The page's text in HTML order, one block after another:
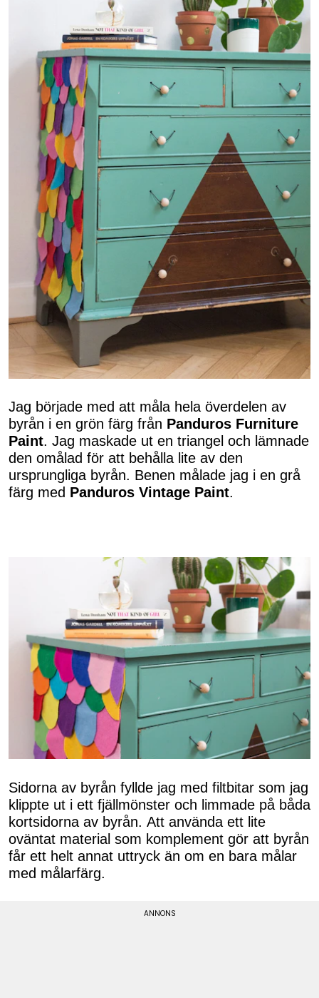
Jag började med att måla hela överdelen av
byrån i en grön färg från Panduros Furniture
Paint. Jag maskade ut en triangel och lämnade
den omålad för att behålla lite av den
ursprungliga byrån. Benen målade jag i en grå
färg med Panduros Vintage Paint.
Sidorna av byrån fyllde jag med filtbitar som jag
klippte ut i ett fjällmönster och limmade på båda
kortsidorna av byrån. Att använda ett lite
oväntat material som komplement gör att byrån
får ett helt annat uttryck än om en bara målar
med målarfärg.